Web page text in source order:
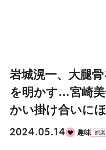
岩城滉一、大腿
を明かす…宮崎
かい掛け合いに
2024.05.14 趣味 娯楽